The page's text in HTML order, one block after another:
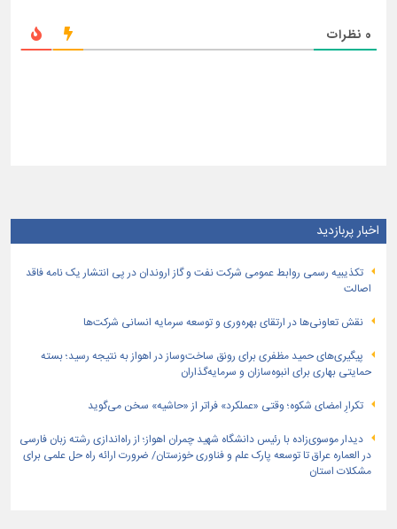
0 نظرات
اخبار پربازدید
تكذیبیه رسمی روابط عمومی شركت نفت و گاز اروندان در پی انتشار یک نامه فاقد
اصالت
نقش تعاونی‌ها در ارتقای بهره‌وری و توسعه سرمایه انسانی شرکت‌ها
پیگیری‌های حمید مظفری برای رونق ساخت‌وساز در اهواز به نتیجه رسید؛ بسته
حمایتی بهاری برای انبوه‌سازان و سرمایه‌گذاران
تکرارِ امضای شکوه؛ وقتی «عملکرد» فراتر از «حاشیه» سخن می‌گوید
دیدار موسوی‌زاده با رئیس دانشگاه شهید چمران اهواز؛ از راه‌اندازی رشته زبان فارسی
در العماره عراق تا توسعه پارک علم و فناوری خوزستان/ ضرورت ارائه راه حل علمی برای
مشکلات استان